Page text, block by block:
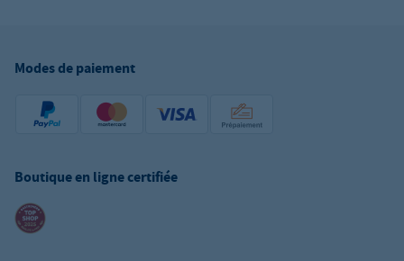
Modes de paiement
Boutique en ligne certifiée